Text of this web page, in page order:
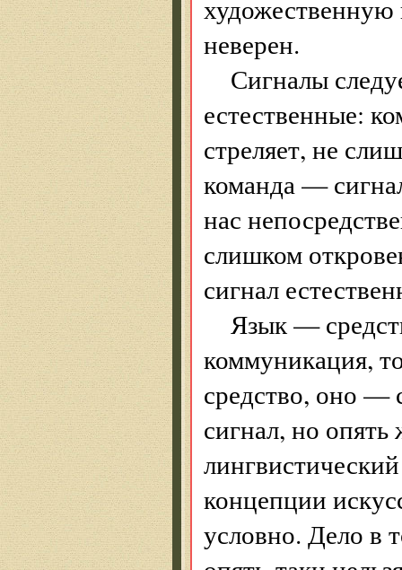
неверен.
Сигналы
естественные:
стреляет, не
команда —
нас
слишком
сигнал
Язык —
коммуникация,
средство, оно —
сигнал, но
концепции
условно. Дело в